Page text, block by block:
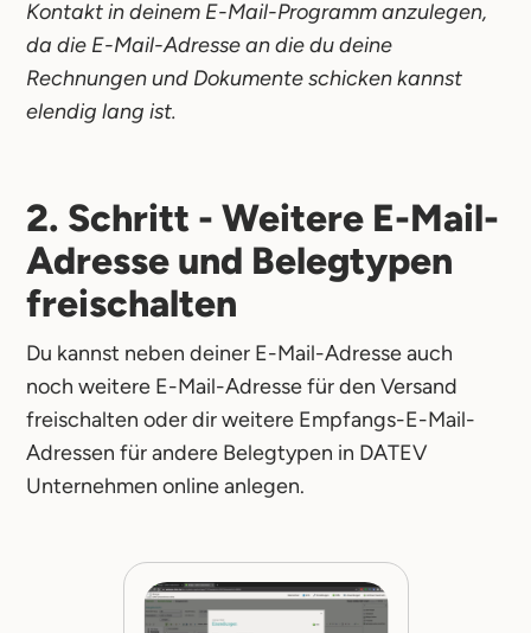
Kontakt in deinem E-Mail-Programm anzulegen,
da die E-Mail-Adresse an die du deine
Rechnungen und Dokumente schicken kannst
elendig lang ist.
2. Schritt - Weitere E-Mail-
Adresse und Belegtypen
freischalten
Du kannst neben deiner E-Mail-Adresse auch
noch weitere E-Mail-Adresse für den Versand
freischalten oder dir weitere Empfangs-E-Mail-
Adressen für andere Belegtypen in DATEV
Unternehmen online anlegen.